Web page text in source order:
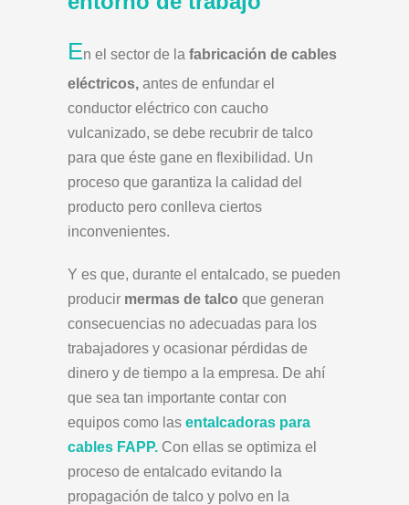
En el sector de la fabricación de cables
eléctricos, antes de enfundar el
conductor eléctrico con caucho
vulcanizado, se debe recubrir de talco
para que éste gane en flexibilidad. Un
proceso que garantiza la calidad del
producto pero conlleva ciertos
inconvenientes.
Y es que, durante el entalcado, se pueden
producir mermas de talco que generan
consecuencias no adecuadas para los
trabajadores y ocasionar pérdidas de
dinero y de tiempo a la empresa. De ahí
que sea tan importante contar con
equipos como las entalcadoras para
cables FAPP. Con ellas se optimiza el
proceso de entalcado evitando la
propagación de talco y polvo en la